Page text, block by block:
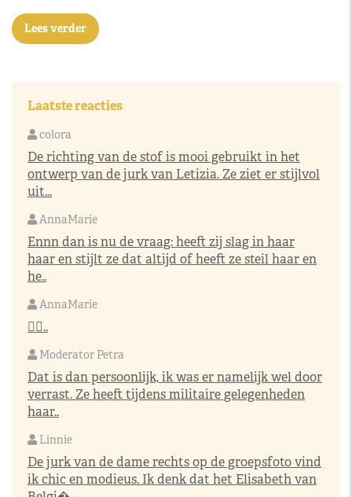
Lees verder
Laatste reacties
colora
De richting van de stof is mooi gebruikt in het
ontwerp van de jurk van Letizia. Ze ziet er stijlvol
uit...
AnnaMarie
Ennn dan is nu de vraag: heeft zij slag in haar
haar en stijlt ze dat altijd of heeft ze steil haar en
he..
AnnaMarie
👌🏼..
Moderator Petra
Dat is dan persoonlijk, ik was er namelijk wel door
verrast. Ze heeft tijdens militaire gelegenheden
haar..
Linnie
De jurk van de dame rechts op de groepsfoto vind
ik chic en modieus. Ik denk dat het Elisabeth van